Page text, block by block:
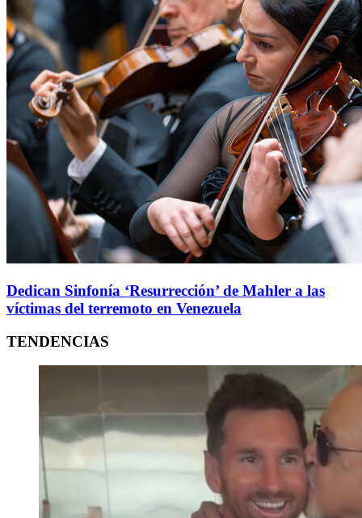
Dedican Sinfonía ‘Resurrección’ de Mahler a las
víctimas del terremoto en Venezuela
TENDENCIAS